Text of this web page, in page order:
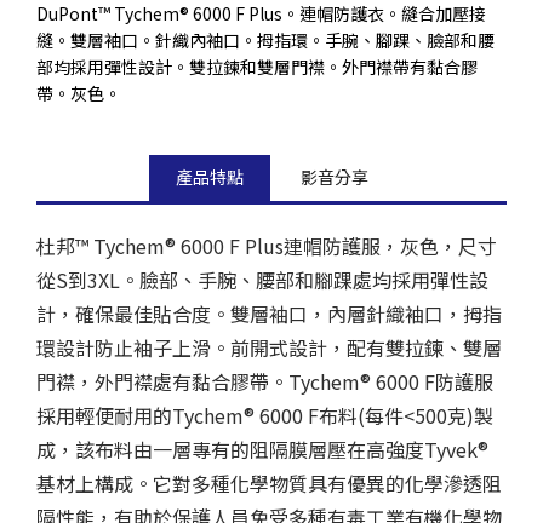
DuPont™ Tychem® 6000 F Plus。連帽防護衣。縫合加壓接
縫。雙層袖口。針織內袖口。拇指環。手腕、腳踝、臉部和腰
部均採用彈性設計。雙拉鍊和雙層門襟。外門襟帶有黏合膠
帶。灰色。
產品特點 影音分享
杜邦™ Tychem® 6000 F Plus連帽防護服，灰色，尺寸
從S到3XL。臉部、手腕、腰部和腳踝處均採用彈性設
計，確保最佳貼合度。雙層袖口，內層針織袖口，拇指
環設計防止袖子上滑。前開式設計，配有雙拉鍊、雙層
門襟，外門襟處有黏合膠帶。Tychem® 6000 F防護服
採用輕便耐用的Tychem® 6000 F布料(每件<500克)製
成，該布料由一層專有的阻隔膜層壓在高強度Tyvek®
基材上構成。它對多種化學物質具有優異的化學滲透阻